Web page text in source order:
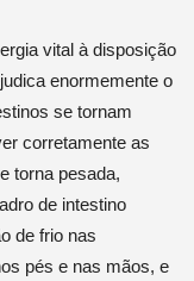
vital à disposição
enormemente o
se tornam
corretamente as
torna pesada,
de intestino
de frio nas
pés e nas mãos, e